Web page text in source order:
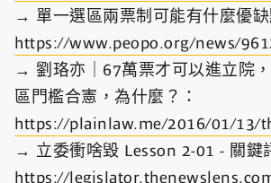
→ 單一選區兩票制可能有什麼優缺
https://www.peopo.org/news/
→ 劉珞亦｜67萬票才可以進立院
區門檻合憲，為什麼？：
https://plainlaw.me/2016/01/13/
→ 立委衝啥毀 Lesson 2-01 - 關鍵
https://